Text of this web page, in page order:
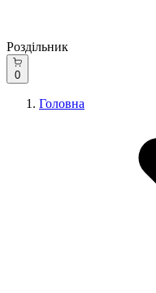
Роздільник
0
Головна